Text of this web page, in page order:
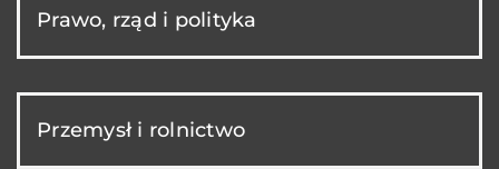
Prawo, rząd i polityka
Przemysł i rolnictwo